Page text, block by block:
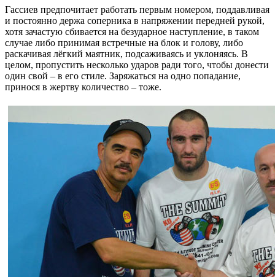
Гассиев предпочитает работать первым номером, поддавливая
и постоянно держа соперника в напряжении передней рукой,
хотя зачастую сбивается на безударное наступление, в таком
случае либо принимая встречные на блок и голову, либо
раскачивая лёгкий маятник, подсаживаясь и уклоняясь. В
целом, пропустить несколько ударов ради того, чтобы донести
один свой – в его стиле. Заряжаться на одно попадание,
принося в жертву количество – тоже.